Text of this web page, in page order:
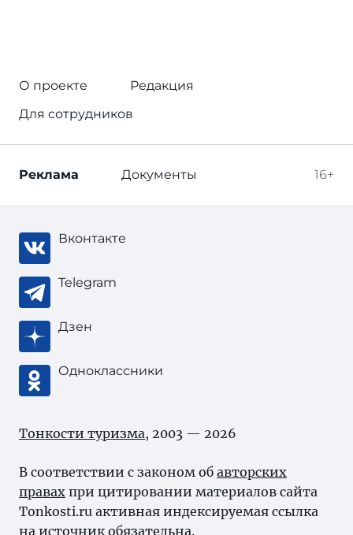
О проекте
Редакция
Для сотрудников
16+
Реклама Документы
Вконтакте
Telegram
Дзен
Одноклассники
Тонкости туризма, 2003 — 2026
В соответствии с законом об авторских
правах при цитировании материалов сайта
Tonkosti.ru активная индексируемая ссылка
на источник обязательна.